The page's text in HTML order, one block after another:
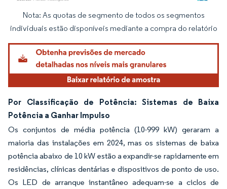
Imagem © Mordor Intelligence. O reuso requer atribuição conforme CC BY 4.0.
Nota: As quotas de segmento de todos os segmentos
individuais estão disponíveis mediante a compra do relatório
Por Classificação de Potência: Sistemas de Baixa
Potência a Ganhar Impulso
Os conjuntos de média potência (10-999 kW) geraram a
maioria das instalações em 2024, mas os sistemas de baixa
potência abaixo de 10 kW estão a expandir-se rapidamente em
residências, clínicas dentárias e dispositivos de ponto de uso.
Os LED de arranque instantâneo adequam-se a ciclos de